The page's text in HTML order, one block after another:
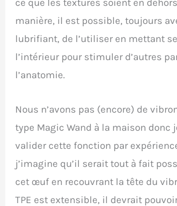
ce que les textures soient en
manière, il est possible, toujours
lubrifiant, de l’utiliser en mettant
l’intérieur pour stimuler d’autres
l’anatomie.
Nous n’avons pas (encore) de
type Magic Wand à la maison donc
valider cette fonction par
j’imagine qu’il serait tout à fait
cet œuf en recouvrant la tête du
TPE est extensible, il devrait